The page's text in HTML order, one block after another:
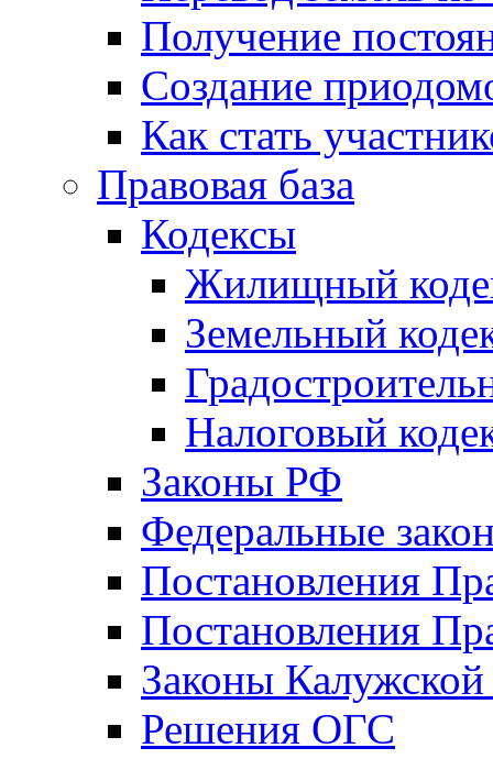
Получение
Создание
Как стать
Правовая база
Кодексы
Жилищный
Земельный
Налоговый
Законы РФ
Федеральные
Постановления
Постановления
Законы Калужской
Решения ОГС